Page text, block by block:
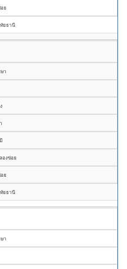
ย
ยธานี
า
องข่อย
ย
ยธานี
า